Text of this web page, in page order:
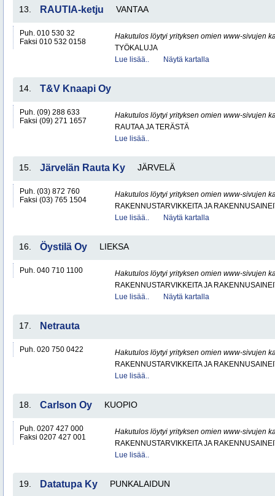
13. RAUTIA-ketju VANTAA
Puh. 010 530 32
Faksi 010 532 0158
Hakutulos löytyi yrityksen omien www-sivujen
TYÖKALUJA
Lue lisää..
Näytä kartalla
14. T&V Knaapi Oy
Puh. (09) 288 633
Faksi (09) 271 1657
Hakutulos löytyi yrityksen omien www-sivujen
RAUTAA JA TERÄSTÄ
Lue lisää..
15. Järvelän Rauta Ky JÄRVELÄ
Puh. (03) 872 760
Faksi (03) 765 1504
Hakutulos löytyi yrityksen omien www-sivujen
RAKENNUSTARVIKKEITA JA
Lue lisää..
Näytä kartalla
16. Öystilä Oy LIEKSA
Puh. 040 710 1100
Hakutulos löytyi yrityksen omien www-sivujen
RAKENNUSTARVIKKEITA JA
Lue lisää..
Näytä kartalla
17. Netrauta
Puh. 020 750 0422
Hakutulos löytyi yrityksen omien www-sivujen
RAKENNUSTARVIKKEITA JA
Lue lisää..
18. Carlson Oy KUOPIO
Puh. 0207 427 000
Faksi 0207 427 001
Hakutulos löytyi yrityksen omien www-sivujen
RAKENNUSTARVIKKEITA JA
Lue lisää..
19. Datatupa Ky PUNKALAIDUN